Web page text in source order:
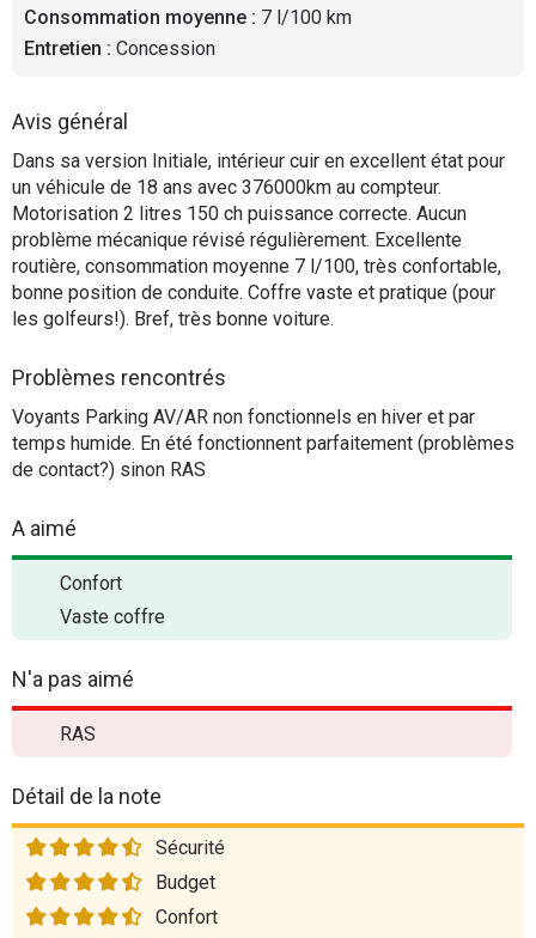
Forum
Marques
Consommation moyenne : 7 l/100 km
Entretien : Concession
Avis général
Dans sa version Initiale, intérieur cuir en excellent état pour
un véhicule de 18 ans avec 376000km au compteur.
Motorisation 2 litres 150 ch puissance correcte. Aucun
problème mécanique révisé régulièrement. Excellente
routière, consommation moyenne 7 l/100, très confortable,
bonne position de conduite. Coffre vaste et pratique (pour
les golfeurs!). Bref, très bonne voiture.
Problèmes rencontrés
Voyants Parking AV/AR non fonctionnels en hiver et par
temps humide. En été fonctionnent parfaitement (problèmes
de contact?) sinon RAS
A aimé
Confort
Vaste coffre
N'a pas aimé
RAS
Détail de la note
Sécurité
Budget
Confort